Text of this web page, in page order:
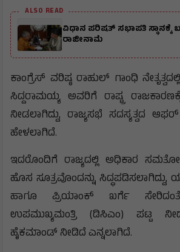
ALSO READ
ವಿಧಾನ ಪರಿಷತ್ ಸಭಾಪತಿ ಸ್ಥಾನಕ್ಕೆ
ರಾಜೀನಾಮೆ
ಕಾಂಗ್ರೆಸ್ ವರಿಷ್ಠ ರಾಹುಲ್ ಗಾಂಧಿ
ಸಿದ್ದರಾಮಯ್ಯ ಅವರಿಗೆ ರಾಷ್ಟ್ರ
ನೀಡಲಾಗಿದ್ದು, ರಾಜ್ಯಸಭೆ ಸದಸ್ಯತ್ವದ
ಹೇಳಲಾಗಿದೆ.
ಇದರೊಂದಿಗೆ ರಾಜ್ಯದಲ್ಲಿ ಅಧಿಕಾರ
ಹೊಸ ಸೂತ್ರವೊಂದನ್ನು ಸಿದ್ಧಪಡಿಸಲಾಗಿದ್ದು,
ಹಾಗೂ ಪ್ರಿಯಾಂಕ್ ಖರ್ಗೆ ಸೇರಿದಂತೆ
ಉಪಮುಖ್ಯಮಂತ್ರಿ (ಡಿಸಿಎಂ) ಪಟ್ಟ
ಹೈಕಮಾಂಡ್ ನೀಡಿದೆ ಎನ್ನಲಾಗಿದೆ.